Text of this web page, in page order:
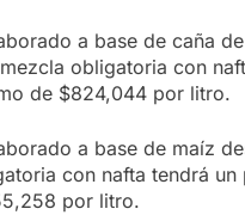
a base de caña
obligatoria con
de $824,044 por litro.
a base de maíz
con nafta tendrá un
por litro.